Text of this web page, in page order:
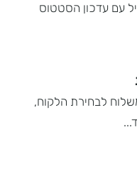
עם עדכון הסטטוס
לבחירת הלקוח,